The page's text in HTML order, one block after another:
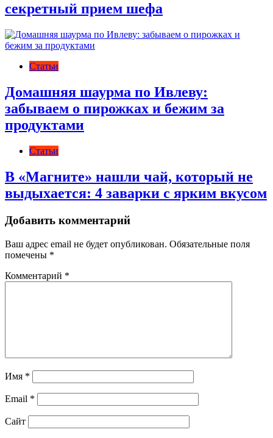
секретный прием шефа
Статьи
Домашняя шаурма по Ивлеву:
забываем о пирожках и бежим за
продуктами
Статьи
В «Магните» нашли чай, который не
выдыхается: 4 заварки с ярким вкусом
Добавить комментарий
Ваш адрес email не будет опубликован. Обязательные поля
помечены *
Комментарий *
Имя *
Email *
Сайт